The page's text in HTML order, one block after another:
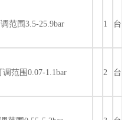
范围3.5-25.9bar 1 台
调范围0.07-1.1bar 2 台